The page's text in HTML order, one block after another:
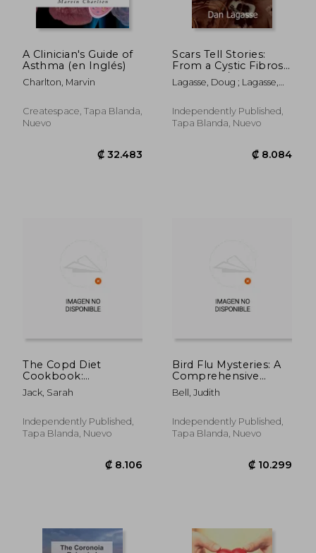
₡ 8.654 ₡
A Clinician's Guide of
Asthma (en Inglés)
Charlton, Marvin
Createspace, Tapa Blanda,
Nuevo
Scars Tell Stories:
From a Cystic Fibrosis
and Heart/Double
Lung Transplant
Lagasse, Doug ; Lagasse,
Independently Published,
Tapa Blanda, Nuevo
The Copd Diet
Cookbook:
Nourishing Recipes
for Respiratory
Well-Being (en
Inglés)
Jack, Sarah
Independently Published,
Tapa Blanda, Nuevo
Bird Flu Mysteries: A
Comprehensive
Guide to
Understanding,
Safeguarding Against
Avian Influenza (en
Bell, Judith
Independently Published,
Tapa Blanda, Nuevo